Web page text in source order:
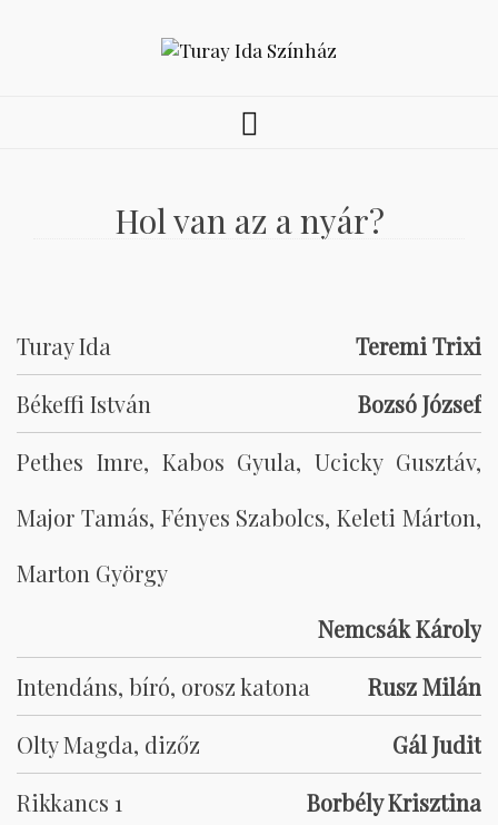
Hol van az a nyár?
Turay Ida
Teremi Trixi
Békeffi István
Bozsó József
Pethes Imre, Kabos Gyula, Ucicky Gusztáv,
Major Tamás, Fényes Szabolcs, Keleti Márton,
Marton György
Nemcsák Károly
Intendáns, bíró, orosz katona
Rusz Milán
Olty Magda, dizőz
Gál Judit
Rikkancs 1
Borbély Krisztina